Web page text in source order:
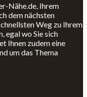
Nähe.de, Ihrem
dem nächsten
Weg zu Ihrem
egal wo Sie sich
Ihnen zudem eine
um das Thema